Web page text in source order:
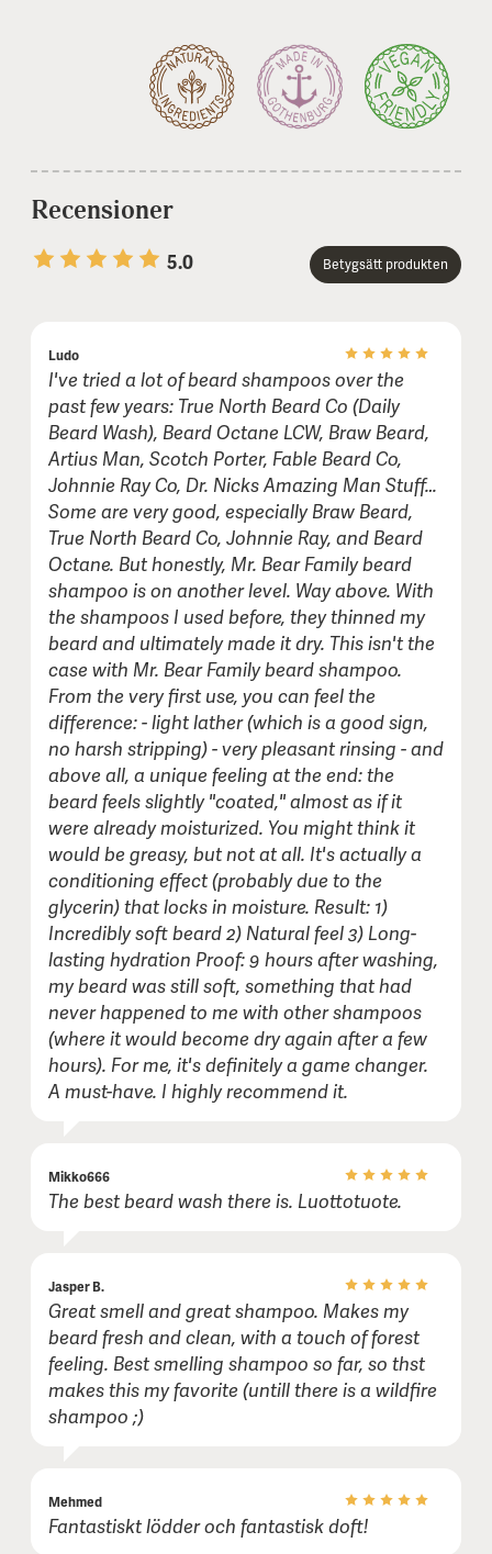
Namn eller smeknamn:
E-post (visas inte publikt):
Kommentar (frivilligt):
Recensioner
5.0 Betygsätt produkten
Ludo
I've tried a lot of beard shampoos over the
past few years: True North Beard Co (Daily
Beard Wash), Beard Octane LCW, Braw Beard,
Artius Man, Scotch Porter, Fable Beard Co,
Johnnie Ray Co, Dr. Nicks Amazing Man Stuff…
Some are very good, especially Braw Beard,
True North Beard Co, Johnnie Ray, and Beard
Octane. But honestly, Mr. Bear Family beard
shampoo is on another level. Way above. With
the shampoos I used before, they thinned my
beard and ultimately made it dry. This isn't the
case with Mr. Bear Family beard shampoo.
From the very first use, you can feel the
difference: - light lather (which is a good sign,
no harsh stripping) - very pleasant rinsing - and
above all, a unique feeling at the end: the
beard feels slightly "coated," almost as if it
were already moisturized. You might think it
would be greasy, but not at all. It's actually a
conditioning effect (probably due to the
glycerin) that locks in moisture. Result: 1)
Incredibly soft beard 2) Natural feel 3) Long-
lasting hydration Proof: 9 hours after washing,
my beard was still soft, something that had
never happened to me with other shampoos
(where it would become dry again after a few
hours). For me, it's definitely a game changer.
A must-have. I highly recommend it.
Mikko666
The best beard wash there is. Luottotuote.
Jasper B.
Great smell and great shampoo. Makes my
beard fresh and clean, with a touch of forest
feeling. Best smelling shampoo so far, so thst
makes this my favorite (untill there is a wildfire
shampoo ;)
Mehmed
Fantastiskt lödder och fantastisk doft!